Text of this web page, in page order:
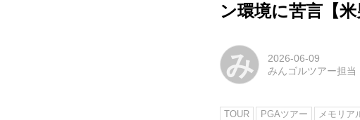
ン環境に苦言【米
み
2026-06-09
みんゴルツアー担当
TOUR PGAツアー メモリア